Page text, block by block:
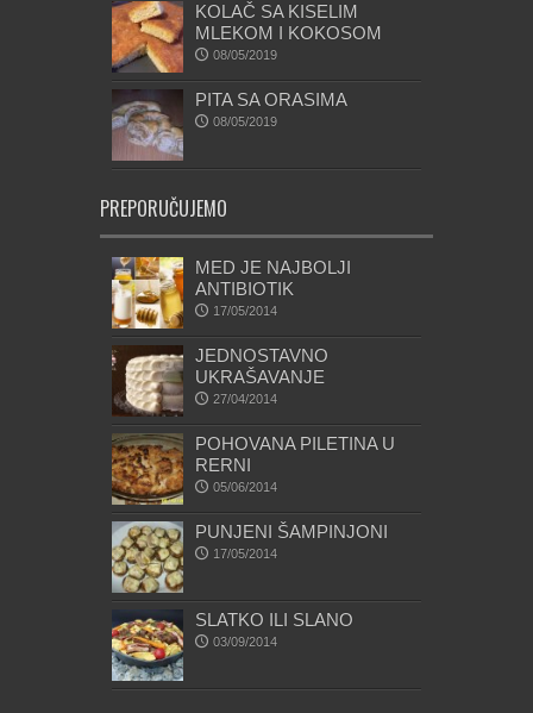
KOLAČ SA KISELIM
MLEKOM I KOKOSOM
08/05/2019
PITA SA ORASIMA
08/05/2019
PREPORUČUJEMO
MED JE NAJBOLJI
ANTIBIOTIK
17/05/2014
JEDNOSTAVNO
UKRAŠAVANJE
27/04/2014
POHOVANA PILETINA U
RERNI
05/06/2014
PUNJENI ŠAMPINJONI
17/05/2014
SLATKO ILI SLANO
03/09/2014